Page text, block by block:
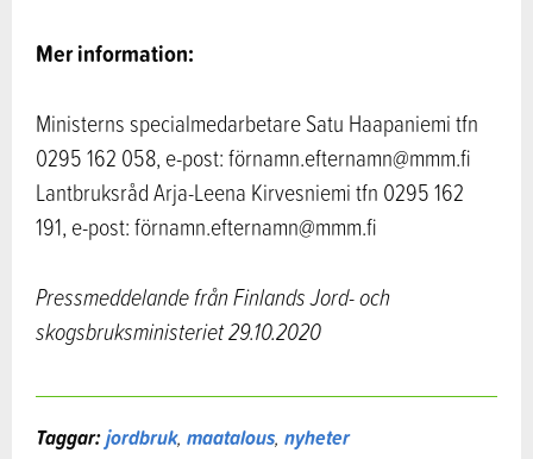
Mer information:
Ministerns specialmedarbetare Satu Haapaniemi tfn
0295 162 058, e-post: förnamn.efternamn@mmm.fi
Lantbruksråd Arja-Leena Kirvesniemi tfn 0295 162
191, e-post: förnamn.efternamn@mmm.fi
Pressmeddelande från Finlands Jord- och
skogsbruksministeriet 29.10.2020
Taggar:jordbruk, maatalous, nyheter